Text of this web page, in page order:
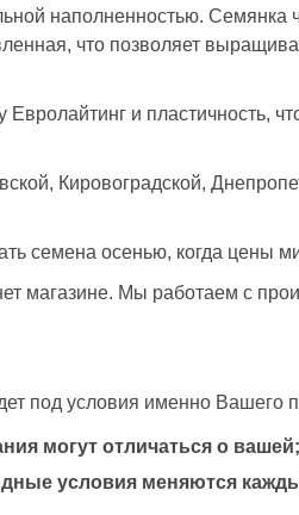
наполненностью. Семянка
что позволяет
и пластичность,
Кировоградской,
семена осенью, когда цены
магазине. Мы работаем с
под условия именно Вашего
могут отличаться о вашей;
условия меняются